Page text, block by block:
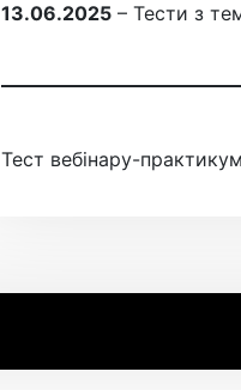
13.06.2025 – Тести з
Тест вебінару-